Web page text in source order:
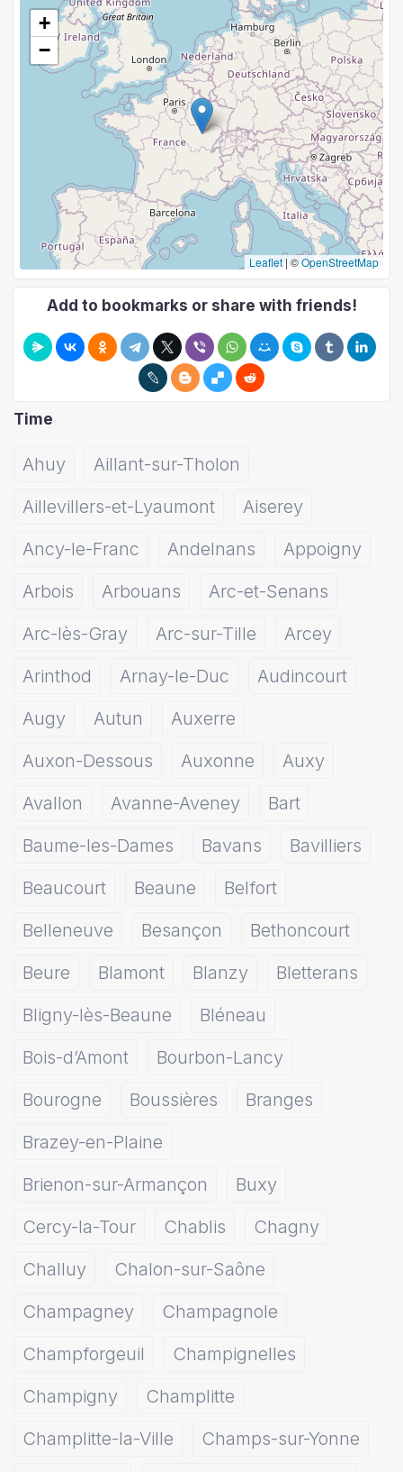
+
−
Leaflet | ©OpenStreetMap
Add to bookmarks or share with friends!
Time
Ahuy
Aillant-sur-Tholon
Aillevillers-et-Lyaumont
Aiserey
Ancy-le-Franc
Andelnans
Appoigny
Arbois
Arbouans
Arc-et-Senans
Arc-lès-Gray
Arc-sur-Tille
Arcey
Arinthod
Arnay-le-Duc
Audincourt
Augy
Autun
Auxerre
Auxon-Dessous
Auxonne
Auxy
Avallon
Avanne-Aveney
Bart
Baume-les-Dames
Bavans
Bavilliers
Beaucourt
Beaune
Belfort
Belleneuve
Besançon
Bethoncourt
Beure
Blamont Blanzy
Bletterans
Bligny-lès-Beaune
Bléneau
Bois-d’Amont
Bourbon-Lancy
Bourogne
Boussières
Branges
Brazey-en-Plaine
Brienon-sur-Armançon
Buxy
Cercy-la-Tour
Chablis
Chagny
Challuy
Chalon-sur-Saône
Champagney
Champagnole
Champforgeuil
Champignelles
Champigny
Champlitte
Champlitte-la-Ville
Champs-sur-Yonne